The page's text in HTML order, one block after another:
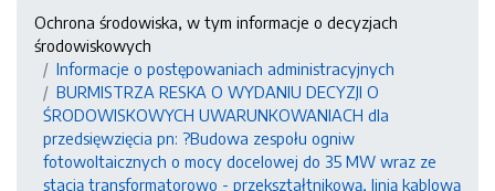
Ochrona środowiska, w tym informacje o decyzjach
środowiskowych
Informacje o postępowaniach administracyjnych
BURMISTRZA RESKA O WYDANIU DECYZJI O
ŚRODOWISKOWYCH UWARUNKOWANIACH dla
przedsięwzięcia pn: ?Budowa zespołu ogniw
fotowoltaicznych o mocy docelowej do 35 MW wraz ze
stacją transformatorowo - przekształtnikową, linią kablową